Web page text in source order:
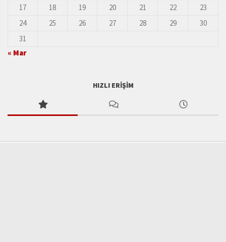
17
18 19 20 21 22
23
24
25 26 27 28 29
30
31
« Mar
HIZLI ERIŞIM